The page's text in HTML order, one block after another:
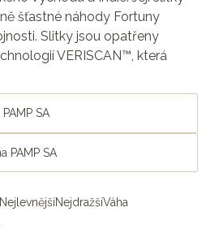
šťastné náhody Fortuny
Slitky jsou opatřeny
VERISCAN™, která
SA
PAMP SA
NejlevnějšíNejdražšíVáha